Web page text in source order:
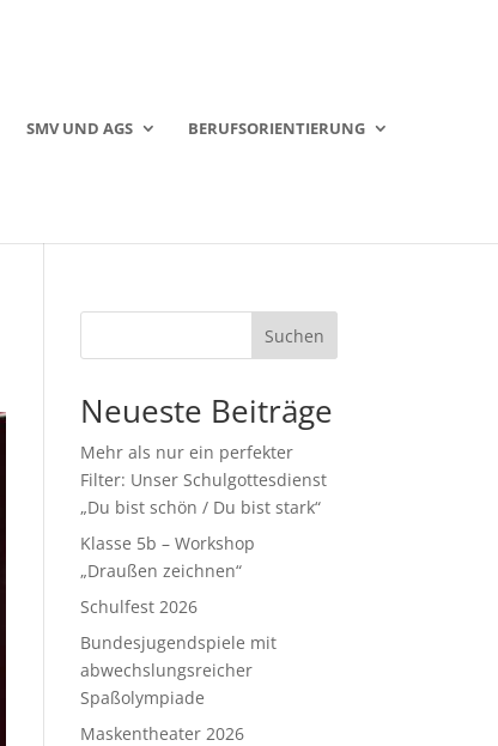
SMV UND AGS BERUFSORIENTIERUNG
Suchen
Neueste Beiträge
Mehr als nur ein perfekter
Filter: Unser Schulgottesdienst
„Du bist schön / Du bist stark“
Klasse 5b – Workshop
„Draußen zeichnen“
Schulfest 2026
Bundesjugendspiele mit
abwechslungsreicher
Spaßolympiade
Maskentheater 2026